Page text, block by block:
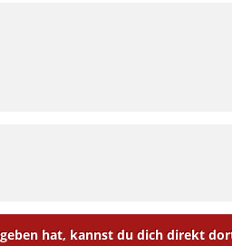
hat, kannst du dich direkt